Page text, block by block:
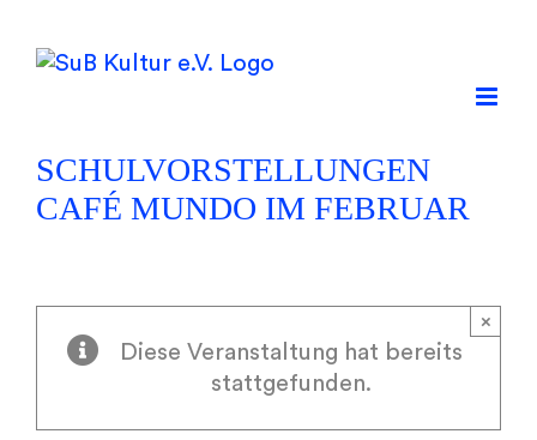
content
SCHULVORSTELLUNGEN
CAFÉ MUNDO IM FEBRUAR
Diese Veranstaltung hat bereits
stattgefunden.
×